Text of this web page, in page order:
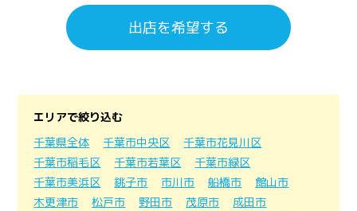
出店を希望する
エリアで絞り込む
千葉県全体
千葉市中央区
千葉市花見川区
千葉市稲毛区
千葉市若葉区
千葉市緑区
千葉市美浜区
銚子市 市川市 船橋市
館山市
木更津市
松戸市 野田市 茂原市
成田市